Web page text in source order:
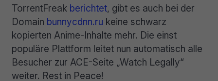
TorrentFreak berichtet, gibt es auch bei der
Domain bunnycdnn.ru keine schwarz
kopierten Anime-Inhalte mehr. Die einst
populäre Plattform leitet nun automatisch alle
Besucher zur ACE-Seite „Watch Legally“
weiter. Rest in Peace!